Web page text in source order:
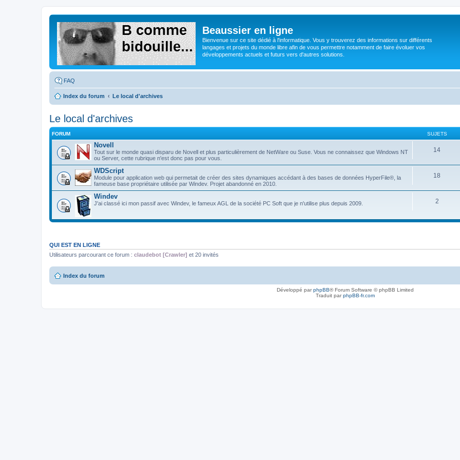
Beaussier en ligne
Bienvenue sur ce site dédié à l'informatique. Vous y trouverez des informations sur différents
langages et projets du monde libre afin de vous permettre notamment de faire évoluer vos
développements actuels et futurs vers d'autres solutions.
FAQ
Index du forum Le local d'archives
Le local d'archives
FORUM SUJETS
Novell
Tout sur le monde quasi disparu de Novell et plus particulièrement de NetWare ou Suse. Vous ne connaissez que Windows NT
ou Server, cette rubrique n'est donc pas pour vous.
14
WDScript
Module pour application web qui permetait de créer des sites dynamiques accédant à des bases de données HyperFile®, la
fameuse base propriétaire utilisée par Windev. Projet abandonné en 2010.
18
Windev
J'ai classé ici mon passif avec Windev, le fameux AGL de la société PC Soft que je n'utilise plus depuis 2009. 2
QUI EST EN LIGNE
Utilisateurs parcourant ce forum : claudebot [Crawler] et 20 invités
Index du forum
Développé parphpBB® Forum Software © phpBB Limited
Traduit parphpBB-fr.com